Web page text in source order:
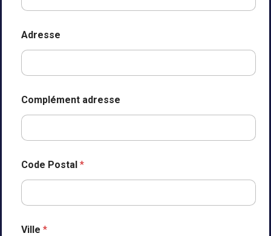
Adresse
Complément adresse
Code Postal *
Ville *